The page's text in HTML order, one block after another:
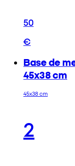
50
€
Base de
45x38 cm
45x38 cm
2